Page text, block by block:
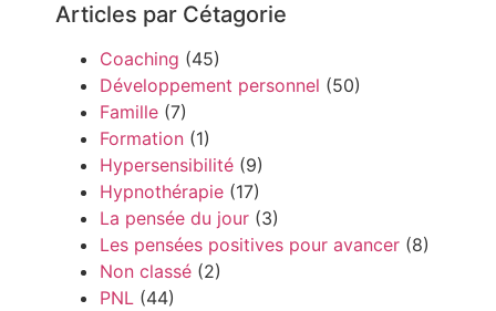
Articles par Cétagorie
Coaching (45)
Développement personnel (50)
Famille (7)
Formation (1)
Hypersensibilité (9)
Hypnothérapie (17)
La pensée du jour (3)
Les pensées positives pour avancer (8)
Non classé (2)
PNL (44)